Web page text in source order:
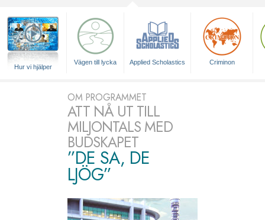
Hur vi hjälper
Vägen till lycka Applied Scholastics Criminon
OM PROGRAMMET
ATT NÅ UT TILL
MILJONTALS MED
BUDSKAPET
”DE SA, DE
LJÖG”